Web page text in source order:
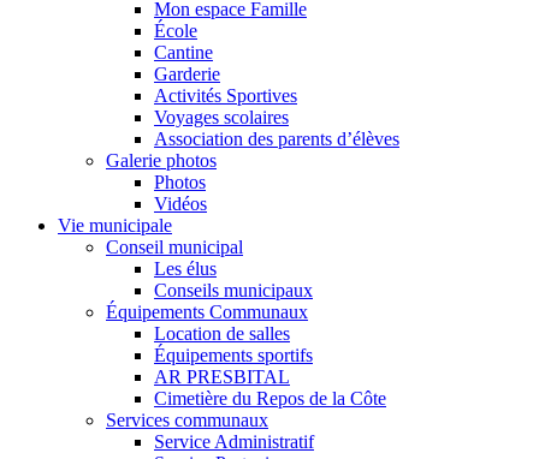
Mon espace Famille
École
Cantine
Garderie
Activités Sportives
Voyages scolaires
Association des parents d’élèves
Galerie photos
Photos
Vidéos
Vie municipale
Conseil municipal
Les élus
Conseils municipaux
Équipements Communaux
Location de salles
Équipements sportifs
AR PRESBITAL
Cimetière du Repos de la Côte
Services communaux
Service Administratif